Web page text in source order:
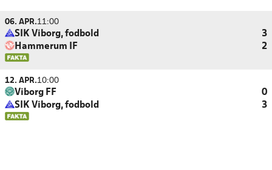
06. APR.11:00
SIK Viborg, fodbold
3
Hammerum IF
2
12. APR.10:00
Viborg FF
0
SIK Viborg, fodbold
3